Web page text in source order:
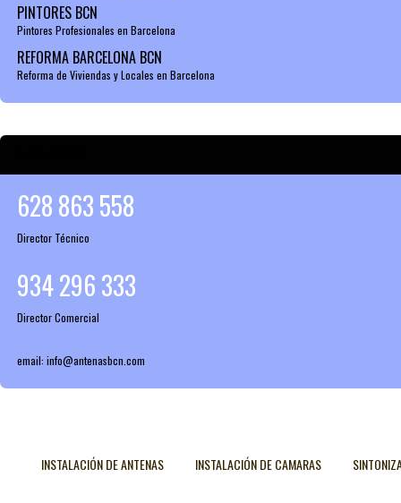
PINTORES BCN
Pintores Profesionales en Barcelona
REFORMA BARCELONA BCN
Reforma de Viviendas y Locales en Barcelona
628 863 558
Director Técnico
934 296 333
Director Comercial
email: info@antenasbcn.com
INSTALACIÓN DE ANTENAS INSTALACIÓN DE CAMARAS